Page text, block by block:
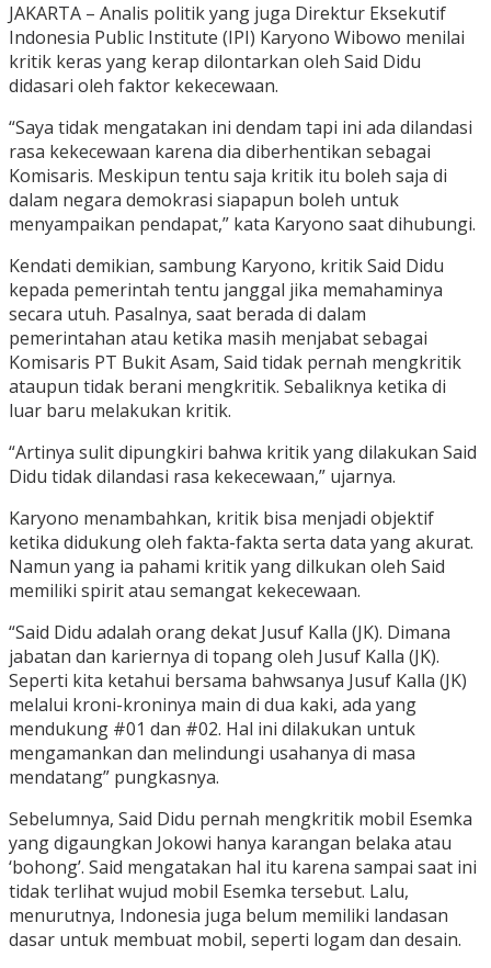
JAKARTA – Analis politik yang juga Direktur Eksekutif
Indonesia Public Institute (IPI) Karyono Wibowo menilai
kritik keras yang kerap dilontarkan oleh Said Didu
didasari oleh faktor kekecewaan.
“Saya tidak mengatakan ini dendam tapi ini ada dilandasi
rasa kekecewaan karena dia diberhentikan sebagai
Komisaris. Meskipun tentu saja kritik itu boleh saja di
dalam negara demokrasi siapapun boleh untuk
menyampaikan pendapat,” kata Karyono saat dihubungi.
Kendati demikian, sambung Karyono, kritik Said Didu
kepada pemerintah tentu janggal jika memahaminya
secara utuh. Pasalnya, saat berada di dalam
pemerintahan atau ketika masih menjabat sebagai
Komisaris PT Bukit Asam, Said tidak pernah mengkritik
ataupun tidak berani mengkritik. Sebaliknya ketika di
luar baru melakukan kritik.
“Artinya sulit dipungkiri bahwa kritik yang dilakukan Said
Didu tidak dilandasi rasa kekecewaan,” ujarnya.
Karyono menambahkan, kritik bisa menjadi objektif
ketika didukung oleh fakta-fakta serta data yang akurat.
Namun yang ia pahami kritik yang dilkukan oleh Said
memiliki spirit atau semangat kekecewaan.
“Said Didu adalah orang dekat Jusuf Kalla (JK). Dimana
jabatan dan kariernya di topang oleh Jusuf Kalla (JK).
Seperti kita ketahui bersama bahwsanya Jusuf Kalla (JK)
melalui kroni-kroninya main di dua kaki, ada yang
mendukung #01 dan #02. Hal ini dilakukan untuk
mengamankan dan melindungi usahanya di masa
mendatang” pungkasnya.
Sebelumnya, Said Didu pernah mengkritik mobil Esemka
yang digaungkan Jokowi hanya karangan belaka atau
‘bohong’. Said mengatakan hal itu karena sampai saat ini
tidak terlihat wujud mobil Esemka tersebut. Lalu,
menurutnya, Indonesia juga belum memiliki landasan
dasar untuk membuat mobil, seperti logam dan desain.